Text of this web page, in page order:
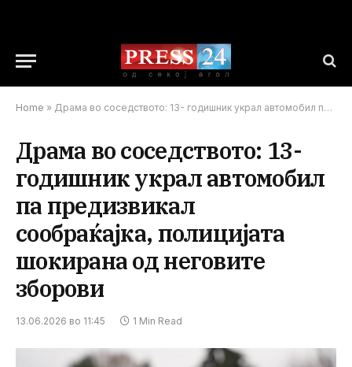
Home » Драма во соседството: 13- годишник украл автомобил па предизвикал сообраќајка, полицијата шокирана од неговите зборови
Драма во соседството: 13-
годишник украл автомобил
па предизвикал
сообраќајка, полицијата
шокирана од неговите
зборови
13.06.2026 во 11:45 1 Min Read